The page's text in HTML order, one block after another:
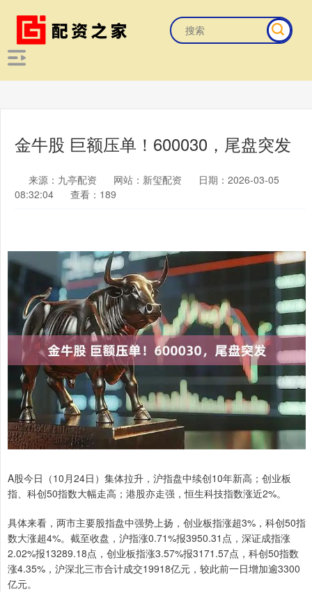
金牛股 巨额压单！600030，尾盘突发
来源：九亭配资 网站：新玺配资
日期：2026-03-05
08:32:04
查看：189
A股今日（10月24日）集体拉升，沪指盘中续创10年新高；创业板
指、科创50指数大幅走高；港股亦走强，恒生科技指数涨近2%。
具体来看，两市主要股指盘中强势上扬，创业板指涨超3%，科创50指
数大涨超4%。截至收盘，沪指涨0.71%报3950.31点，深证成指涨
2.02%报13289.18点，创业板指涨3.57%报3171.57点，科创50指数
涨4.35%，沪深北三市合计成交19918亿元，较此前一日增加逾3300
亿元。